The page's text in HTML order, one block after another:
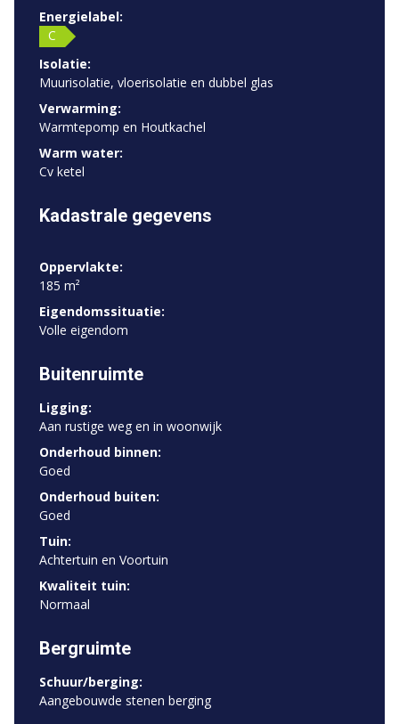
Energielabel:
C
Isolatie:
Muurisolatie, vloerisolatie en dubbel glas
Verwarming:
Warmtepomp en Houtkachel
Warm water:
Cv ketel
Kadastrale gegevens
Oppervlakte:
185 m²
Eigendomssituatie:
Volle eigendom
Buitenruimte
Ligging:
Aan rustige weg en in woonwijk
Onderhoud binnen:
Goed
Onderhoud buiten:
Goed
Tuin:
Achtertuin en Voortuin
Kwaliteit tuin:
Normaal
Bergruimte
Schuur/berging:
Aangebouwde stenen berging